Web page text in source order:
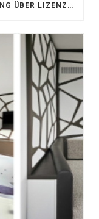
PLANEX: VERPACKUNGSLIZENZIERUNG ÜBER LIZENZERO & LUCID 2026